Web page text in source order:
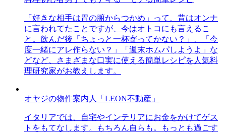
「好きな相手は胃の腑からつかめ」って、昔はオンナ
に言われてたことですが、今はオトコにも言えるこ
と。飲んだ後「ちょっと一杯寄ってかない？」、「今
度一緒にアレ作らない？」「週末ホムパしようよ」な
どなど、さまざまな口実に使える簡単レシピを人気料
理研究家がお教えします。
オヤジの物件案内人「LEON不動産」
イタリアでは、自宅やインテリアにお金をかけてゲス
トをもてなします。もちろん自らも。もっとも過ごす